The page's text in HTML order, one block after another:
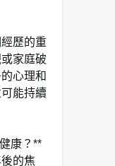
歷的重
家庭破
心理和
能持續
康？**
的焦